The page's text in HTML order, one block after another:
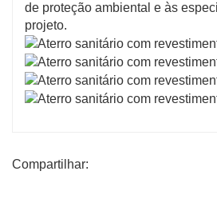
de proteção ambiental e às
projeto.
Compartilhar: